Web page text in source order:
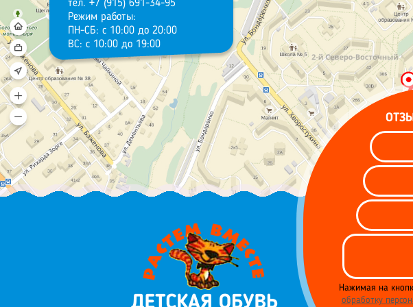
тел. +7 (915) 691-34-95
Режим работы:
ПН-СБ: с 10:00 до 20:00
ВС: с 10:00 до 19:00
Нажимая на
обработку